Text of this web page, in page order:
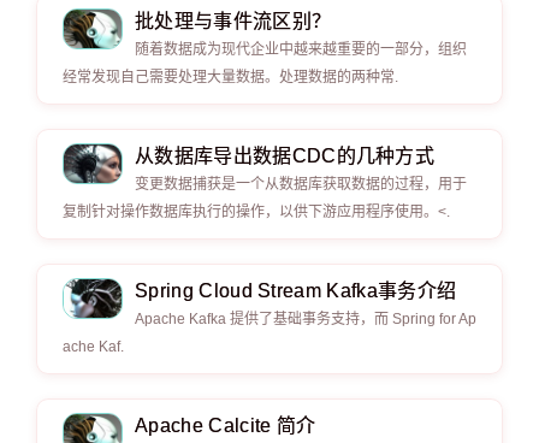
批处理与事件流区别？
随着数据成为现代企业中越来越重要的一部分，组织
经常发现自己需要处理大量数据。处理数据的两种常.
从数据库导出数据CDC的几种方式
变更数据捕获是一个从数据库获取数据的过程，用于
复制针对操作数据库执行的操作，以供下游应用程序使用。<.
Spring Cloud Stream Kafka事务介绍
Apache Kafka 提供了基础事务支持，而 Spring for Ap
ache Kaf.
Apache Calcite 简介